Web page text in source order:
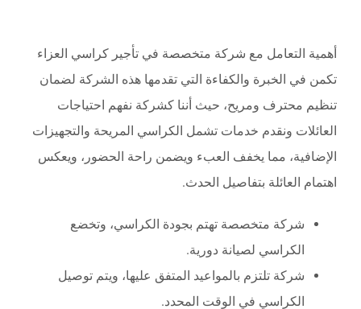
أهمية التعامل مع شركة متخصصة في تأجير كراسي العزاء
تكمن في الخبرة والكفاءة التي تقدمها هذه الشركة لضمان
تنظيم محترف ومريح، حيث أننا كشركة نفهم احتياجات
العائلات ونقدم خدمات تشمل الكراسي المريحة والتجهيزات
الإضافية، مما يخفف العبء ويضمن راحة الحضور، ويعكس
اهتمام العائلة بتفاصيل الحدث.
شركة متخصصة تهتم بجودة الكراسي، وتخضع
الكراسي لصيانة دورية.
شركة تلتزم بالمواعيد المتفق عليها، ويتم توصيل
الكراسي في الوقت المحدد.